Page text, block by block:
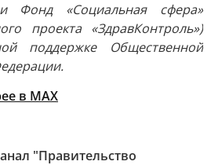
Фонд «Социальная сфера»
проекта «ЗдравКонтроль»)
поддержке Общественной
в MAX
"Правительство